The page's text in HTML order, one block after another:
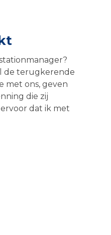
de terugkerende
met ons, geven
die zij
dat ik met